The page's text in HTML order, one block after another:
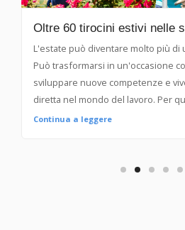
Oltre 60 tirocini estivi nelle
L'estate può diventare molto più di
Può trasformarsi in un'occasione
sviluppare nuove competenze e
diretta nel mondo del lavoro. Per questo, nelle scuole
ENGIM Veneto, sono stati attivati
Un'opportunità rivolta agli studenti
Continua a leggere